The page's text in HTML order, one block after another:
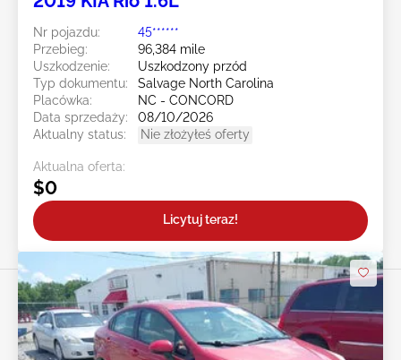
Nr pojazdu:
45******
Przebieg:
96,384 mile
Uszkodzenie:
Uszkodzony przód
Typ dokumentu:
Salvage North Carolina
Placówka:
NC - CONCORD
Data sprzedaży:
08/10/2026
Aktualny status:
Nie złożyłeś oferty
Aktualna oferta:
$0
Licytuj teraz!